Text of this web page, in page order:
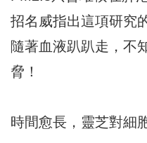
招名威指出這項研究
隨著血液趴趴走，不
脅！
時間愈長，靈芝對細